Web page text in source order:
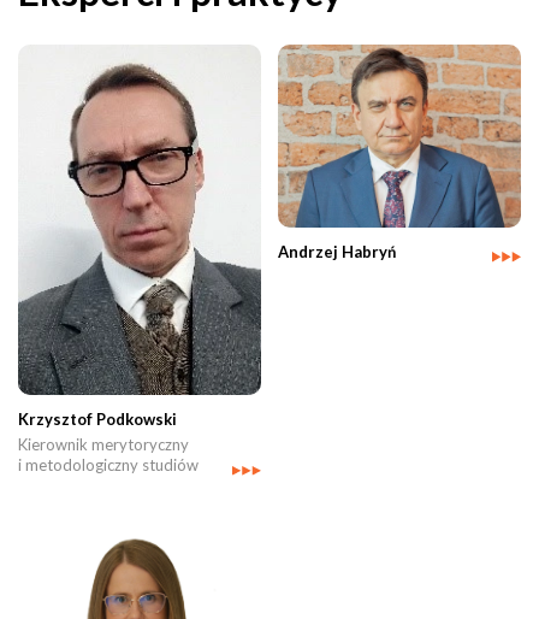
Krzysztof Podkowski
Kierownik merytoryczny
i metodologiczny studiów
Andrzej Habryń